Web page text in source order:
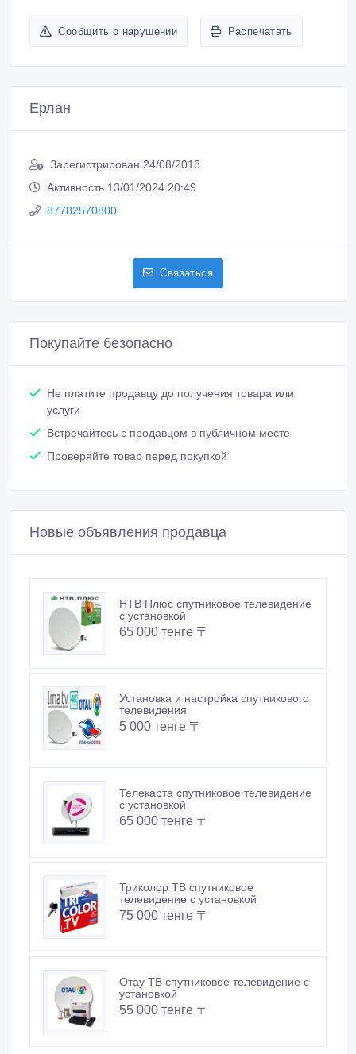
Сообщить о нарушении Распечатать
Ерлан
Зарегистрирован 24/08/2018
Активность 13/01/2024 20:49
87782570800
Связаться
Покупайте безопасно
Не платите продавцу до получения товара или
услуги
Встречайтесь с продавцом в публичном месте
Проверяйте товар перед покупкой
Новые объявления продавца
НТВ Плюс спутниковое телевидение
с установкой
65 000 тенге 〒
Установка и настройка спутникового
телевидения
5 000 тенге 〒
Телекарта спутниковое телевидение
с установкой
65 000 тенге 〒
Триколор ТВ спутниковое
телевидение с установкой
75 000 тенге 〒
Отау ТВ спутниковое телевидение с
установкой
55 000 тенге 〒